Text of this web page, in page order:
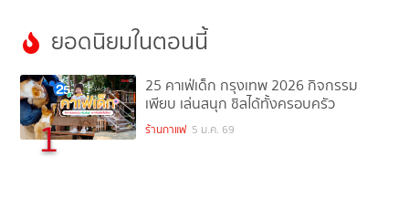
ยอดนิยมในตอนนี้
1
25 คาเฟ่เด็ก กรุงเทพ 2026 กิจกรรม
เพียบ เล่นสนุก ชิลได้ทั้งครอบครัว
ร้านกาแฟ 5 ม.ค. 69